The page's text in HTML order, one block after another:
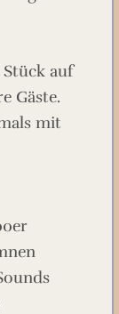
auf
Gäste.
mit